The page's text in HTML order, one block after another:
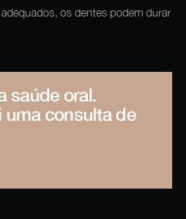
os dentes podem durar
saúde oral.
uma consulta de